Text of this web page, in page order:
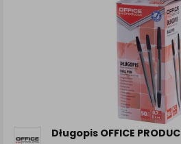
Długopis OFFICE